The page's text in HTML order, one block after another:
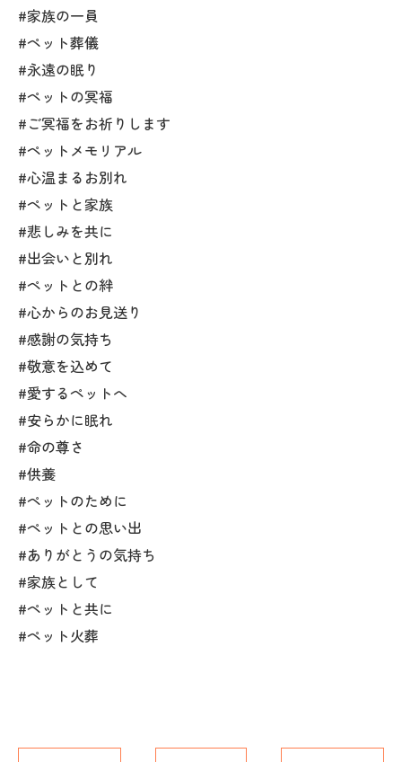
#家族の一員
#ペット葬儀
#永遠の眠り
#ペットの冥福
#ご冥福をお祈りします
#ペットメモリアル
#心温まるお別れ
#ペットと家族
#悲しみを共に
#出会いと別れ
#ペットとの絆
#心からのお見送り
#感謝の気持ち
#敬意を込めて
#愛するペットへ
#安らかに眠れ
#命の尊さ
#供養
#ペットのために
#ペットとの思い出
#ありがとうの気持ち
#家族として
#ペットと共に
#ペット火葬